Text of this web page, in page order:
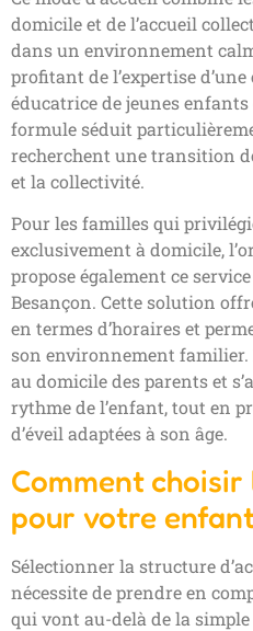
domicile et de l’accueil
dans un environnement
profitant de l’expertise
éducatrice de jeunes
formule séduit
recherchent une transition
et la collectivité.
Pour les familles qui
exclusivement à domicile,
propose également ce
Besançon. Cette solution
en termes d’horaires et
son environnement familier.
au domicile des parents et
rythme de l’enfant, tout en
d’éveil adaptées à son âge.
Comment
pour votre
Sélectionner la structure
nécessite de prendre en
qui vont au-delà de la